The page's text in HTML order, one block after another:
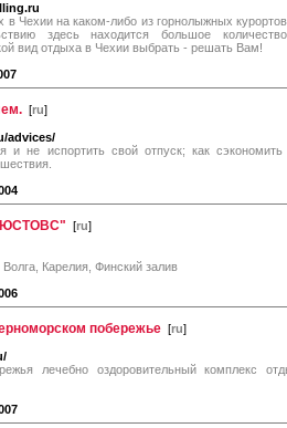
Чехии на каком-либо из горнолыжных
здесь находится большое количество
вид отдыха в Чехии выбрать - решать Вам!
[ru]
advices/
и не испортить свой отпуск; как
"ЮСТОВС" [ru]
Карелия, Финский залив
побережье [ru]
лечебно оздоровительный комплекс